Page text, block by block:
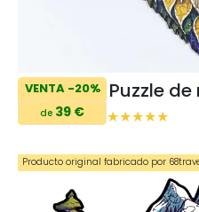
VENTA -20%
de 39 €
Puzzle
Producto original fabricado por